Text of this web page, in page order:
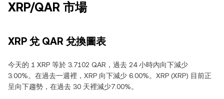
XRP/QAR 市場
XRP 兌 QAR 兌換圖表
今天的 1 XRP 等於 3.7102 QAR，過去 24 小時內向下減少
3.00%。在過去一週裡，XRP 向下減少 6.00%。XRP (XRP) 目前正
呈向下趨勢，在過去 30 天裡減少7.00%。